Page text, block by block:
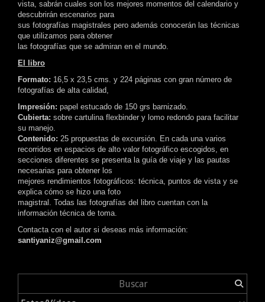
vista, sabrán cuales son los mejores momentos del calendario y
descubrirán escenarios para
sus fotografías magistrales pero además conocerán las técnicas
que utilizamos para obtener
las fotografías que se admiran en el mundo.
El libro
Formato: 16,5 x 23,5 cms. y 224 páginas con gran número de
fotografías de alta calidad,
Impresión: papel estucado de 150 grs barnizado.
Cubierta: sobre cartulina flexbinder y lomo redondo para facilitar
su manejo.
Contenido: 25 propuestas de excursión. En cada una varios
recorridos en espacios de alto valor fotográfico escogidos, en
secciones diferentes se presenta la guía de viaje y las pautas
necesarias para obtener los
mejores rendimientos fotográficos: técnica, puntos de vista y se
explica cómo se hizo una foto
magistral. Todas las fotografías del libro cuentan con la
información técnica de toma.
Contacta con el autor si deseas más información:
santiyaniz@gmail.com